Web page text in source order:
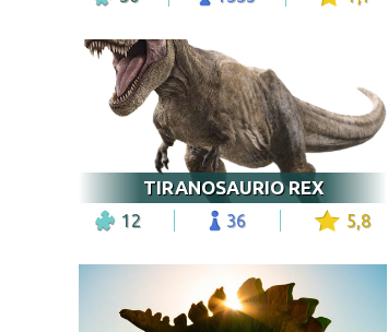
TIRANOSAURIO REX
12 36 5,8